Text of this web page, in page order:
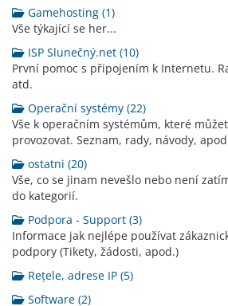
Gamehosting (1)
Vše týkající se her...
ISP Slunečný.net (10)
První pomoc s připojením k Internetu.
atd.
Operační systémy (22)
Vše k operačním systémům, které
provozovat. Seznam, rady, návody,
ostatni (20)
Vše, co se jinam nevešlo nebo není
do kategorií.
Podpora - Support (3)
Informace jak nejlépe používat
podpory (Tikety, žádosti, apod.)
Rețele, adrese IP (5)
Software (2)